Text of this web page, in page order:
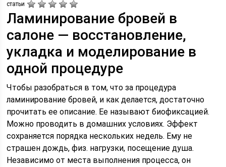
статьи
Ламинирование бровей в
салоне — восстановление,
укладка и моделирование в
одной процедуре
Чтобы разобраться в том, что за процедура
ламинирование бровей, и как делается, достаточно
прочитать ее описание. Ее называют биофиксацией.
Можно проводить в домашних условиях. Эффект
сохраняется порядка нескольких недель. Ему не
страшен дождь, физ. нагрузки, посещение душа.
Независимо от места выполнения процесса, он